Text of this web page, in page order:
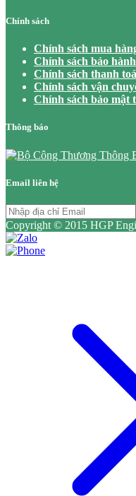
Chính sách
Chính sách mua
Chính sách bảo hành
Chính sách thanh
Chính sách vận
Chính sách bảo mật
Thông báo
Email liên hệ
Copyright © 2015 HGP